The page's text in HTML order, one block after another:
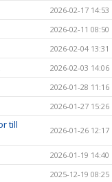
2026-02-17 14:53
2026-02-11 08:50
2026-02-04 13:31
2026-02-03 14:06
2026-01-28 11:16
2026-01-27 15:26
till
2026-01-26 12:17
2026-01-19 14:40
2025-12-19 08:25